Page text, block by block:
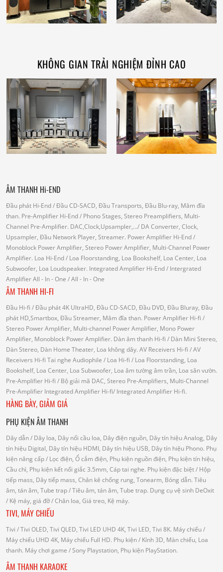
KHÔNG GIAN TRẢI NGHIỆM ĐỈNH CAO
ÂM THANH Hi-END
Đầu phát Hi-End/ Đầu CD-SACD, Đầu Transports, Đầu Blu-ray, Mâm đĩa
than. Pre-Amplifier Hi-End/ Phono Stages, Stereo Preamplifiers, Multi-
Channel Pre-Amplifier. DAC,Clock,Upsampler,.../ DA Converter, Clock,
Upsampler, Đầu Network Player, Streamer. Power Amplifier Hi-End/
Monoblock Power Amplifier, Stereo Power Amplifier, Multi-Channel Power
Amplifier. Loa Hi-End/ Loa Floorstanding, Loa Bookshelf, Loa Center, Loa
Subwoofer, Loa Loudspeaker. Integrated Amplifier Hi-End/ Intergrated
AmplifierAll - In - One / All - In - One
ÂM THANH HI-FI
Đầu Hi-fi / Đầu phát 4K UltraHD, Đầu CD-SACD, Đầu DVD, Đầu Bluray, Đầu
phát HD,Smartbox, Đầu Streamer, Mâm đĩa than. Power Amplifier Hi-fi /
Stereo Power Amplifier, Multi-channel Power Amplifier, Mono Power
Amplifier, Monoblock Power Amplifier. Dàn âm thanh Hi-fi / Dàn Mini Stereo,
Dàn Stereo, Dàn Home Theater, Loa không dây. AV Receivers Hi-fi / AV
Receivers Hi-fi Tai nghe Audiophile / Loa Hi-fi / Loa Floorstanding, Loa
Bookshelf, Loa Center, Loa Subwoofer, Loa âm tường âm trần, Loa sân vườn.
Pre-Amplifier Hi-fi / Bộ giải mã DAC, Stereo Pre-Amplifiers, Multi-Channel
Pre-Amplifier Integrated Amplifier Hi-fi/ Integrated Amplifier Hi-fi.
HÀNG BÀY, GIẢM GIÁ
PHỤ KIỆN ÂM THANH
Dây dẫn/ Dây loa, Dây nối cầu loa, Dây điện nguồn, Dây tín hiệu Analog, Dây
tín hiệu Digital, Dây tín hiệu HDMI, Dây tín hiệu USB, Dây tín hiệu Phono. Phụ
kiện nâng cấp/ Lọc điện, Ổ cắm điện, Phụ kiện nguồn điện, Phụ kiện tín hiệu,
Cầu chì, Phụ kiện kết nối giắc 3.5mm, Cáp tai nghe. Phụ kiện đặc biệt/ Hộp
tiếp mass, Dây tiếp mass, Chân kê chống rung, Tonearm, Bóng dẫn. Tiêu
âm, tán âm, Tube trap/ Tiêu âm, tán âm, Tube trap. Dụng cụ vệ sinh DeOxit
/ Kệ máy, giá đỡ/ Chân loa, Giá treo, Kệ máy.
TIVI, MÁY CHIẾU
Tivi / Tivi OLED, Tivi QLED, Tivi LED UHD 4K, Tivi LED, Tivi 8K. Máy chiếu/
Máy chiếu UHD 4K, Máy chiếu Full HD. Phụ kiện/ Kính 3D, Màn chiếu, Loa
thanh. Máy chơi game / Sony Playstation, Phụ kiện PlayStation.
ÂM THANH KARAOKE